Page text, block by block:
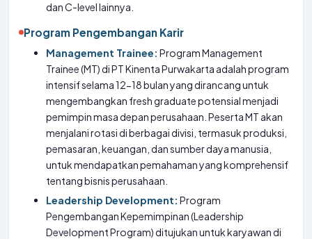
dan C-level lainnya.
Program Pengembangan Karir
Management Trainee: Program Management
Trainee (MT) di PT Kinenta Purwakarta adalah program
intensif selama 12-18 bulan yang dirancang untuk
mengembangkan fresh graduate potensial menjadi
pemimpin masa depan perusahaan. Peserta MT akan
menjalani rotasi di berbagai divisi, termasuk produksi,
pemasaran, keuangan, dan sumber daya manusia,
untuk mendapatkan pemahaman yang komprehensif
tentang bisnis perusahaan.
Leadership Development: Program
Pengembangan Kepemimpinan (Leadership
Development Program) ditujukan untuk karyawan di